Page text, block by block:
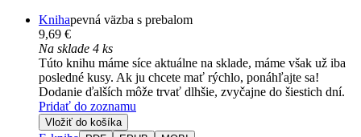
Knihapevná väzba s prebalom
9,69 €
Na sklade 4 ks
Túto knihu máme síce aktuálne na sklade, máme však už iba
posledné kusy. Ak ju chcete mať rýchlo, ponáhľajte sa!
Dodanie ďalších môže trvať dlhšie, zvyčajne do šiestich dní.
Pridať do zoznamu
Vložiť do košíka